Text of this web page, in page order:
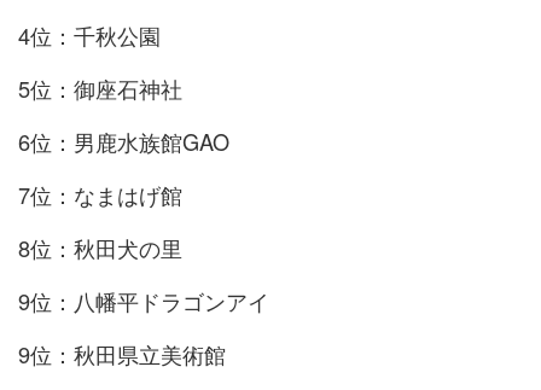
4位：千秋公園
5位：御座石神社
6位：男鹿水族館GAO
7位：なまはげ館
8位：秋田犬の里
9位：八幡平ドラゴンアイ
9位：秋田県立美術館